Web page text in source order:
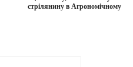
стрілянину в Агрономічному